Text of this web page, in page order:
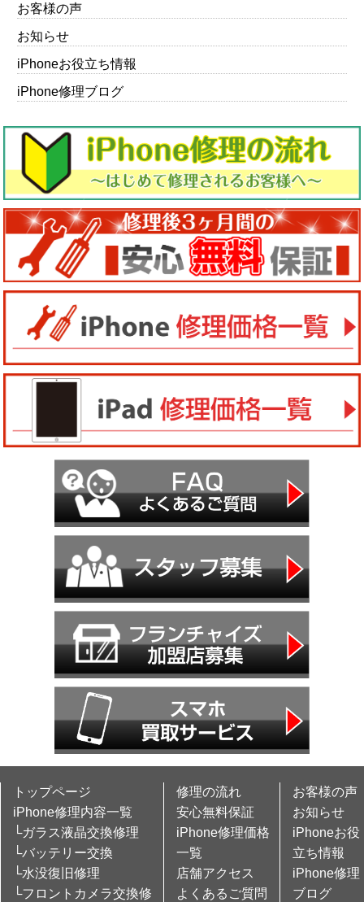
お客様の声
お知らせ
iPhoneお役立ち情報
iPhone修理ブログ
トップページ
iPhone修理内容一覧
└ガラス液晶交換修理
└バッテリー交換
└水没復旧修理
└フロントカメラ交換修
修理の流れ
安心無料保証
iPhone修理価格
一覧
店舗アクセス
よくあるご質問
お客様の声
お知らせ
iPhoneお役
立ち情報
iPhone修理
ブログ